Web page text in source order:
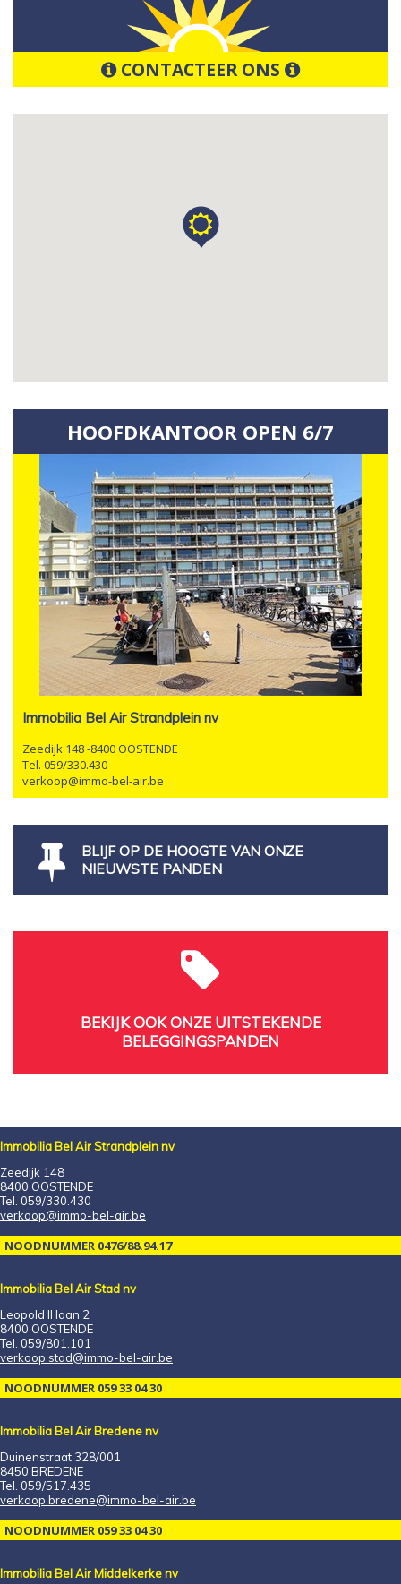
CONTACTEER ONS
HOOFDKANTOOR OPEN 6/7
Immobilia Bel Air Strandplein nv
Zeedijk 148 -8400 OOSTENDE
Tel. 059/330.430
verkoop@immo-bel-air.be
BLIJF OP DE HOOGTE VAN ONZE
NIEUWSTE PANDEN
BEKIJK OOK ONZE UITSTEKENDE
BELEGGINGSPANDEN
Immobilia Bel Air Strandplein nv
Zeedijk 148
8400 OOSTENDE
Tel. 059/330.430
verkoop@immo-bel-air.be
NOODNUMMER 0476/88.94.17
Immobilia Bel Air Stad nv
Leopold II laan 2
8400 OOSTENDE
Tel. 059/801.101
verkoop.stad@immo-bel-air.be
NOODNUMMER 059 33 04 30
Immobilia Bel Air Bredene nv
Duinenstraat 328/001
8450 BREDENE
Tel. 059/517.435
verkoop.bredene@immo-bel-air.be
NOODNUMMER 059 33 04 30
Immobilia Bel Air Middelkerke nv